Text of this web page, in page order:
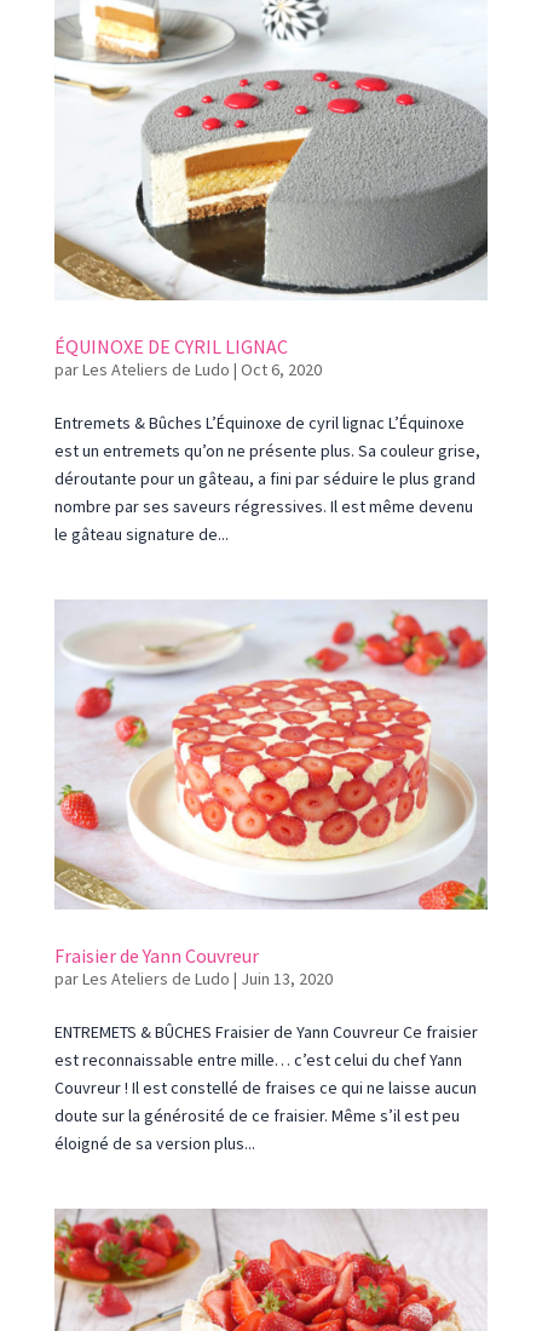
ÉQUINOXE DE CYRIL LIGNAC
parLes Ateliers de Ludo | Oct 6, 2020
Entremets & Bûches L’Équinoxe de cyril lignac L’Équinoxe
est un entremets qu’on ne présente plus. Sa couleur grise,
déroutante pour un gâteau, a fini par séduire le plus grand
nombre par ses saveurs régressives. Il est même devenu
le gâteau signature de...
Fraisier de Yann Couvreur
parLes Ateliers de Ludo | Juin 13, 2020
ENTREMETS & BÛCHES Fraisier de Yann Couvreur Ce fraisier
est reconnaissable entre mille… c’est celui du chef Yann
Couvreur ! Il est constellé de fraises ce qui ne laisse aucun
doute sur la générosité de ce fraisier. Même s’il est peu
éloigné de sa version plus...